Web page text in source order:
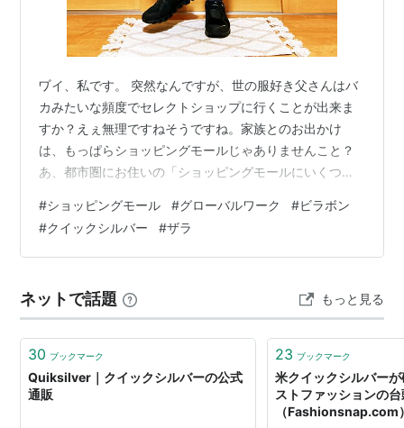
ヷイ、私です。 突然なんですが、世の服好き父さんはバ
カみたいな頻度でセレクトショップに行くことが出来ま
すか？えぇ無理ですねそうですね。家族とのお出かけ
は、もっぱらショッピングモールじゃありませんこと？
あ、都市圏にお住いの「ショッピングモールにいくつも
もう好きにしてください。羨ましいなこんちくしょ
う…。 私のように地方の人間は、ショッピングモール内
でしかお洒落を探求することが出来んのですよ！路面店
すからね。ただ、量販店でもお洒落は出来ます。が、お
店選びは慎重になるべきです。 てなわけで今回は暇が…
#ショッピングモール #グローバルワーク #ビラボン
#クイックシルバー #ザラ
ネットで話題 もっと見る
30 ブックマーク
Quiksilver｜クイックシルバーの公式
通販
23 ブックマーク
米クイックシルバー
ストファッションの
（